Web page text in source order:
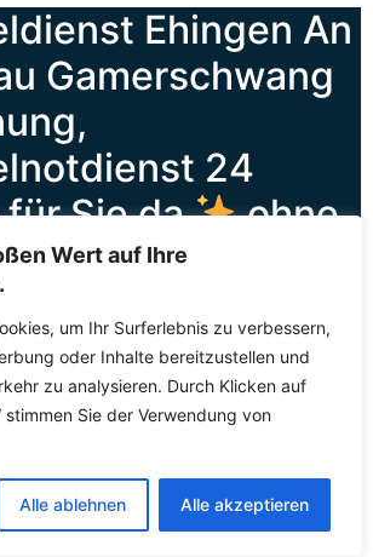
Wert auf Ihre
um Ihr Surferlebnis zu verbessern,
oder Inhalte bereitzustellen und
zu analysieren. Durch Klicken auf
stimmen Sie der Verwendung von
Alle ablehnen Alle akzeptieren
Ehingen An
Gamerschwang
24
Sie da
ohne
| 24/7 erreichbar
gefallen ist oder das Schloss
schnelle Hilfe gefragt. Der
Ehingen An Der Donau
Soforthilfe
in genau solchen
kompetent und rund um die
dass zugefallene Türen und defekte